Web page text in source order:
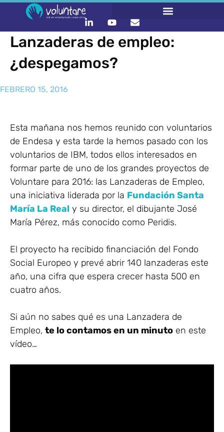
Lanzaderas de empleo:
¿despegamos?
FEBRERO 15, 2016
Esta mañana nos hemos reunido con voluntarios
de Endesa y esta tarde la hemos pasado con los
voluntarios de IBM, todos ellos interesados en
formar parte de uno de los grandes proyectos de
Voluntare para 2016: las Lanzaderas de Empleo,
una iniciativa liderada por la Fundación Santa
María La Real y su director, el dibujante José
María Pérez, más conocido como Peridis.
El proyecto ha recibido financiación del Fondo
Social Europeo y prevé abrir 140 lanzaderas este
año, una cifra que espera crecer hasta 500 en
cuatro años.
Si aún no sabes qué es una Lanzadera de
Empleo, te lo contamos en un minuto en este
vídeo…